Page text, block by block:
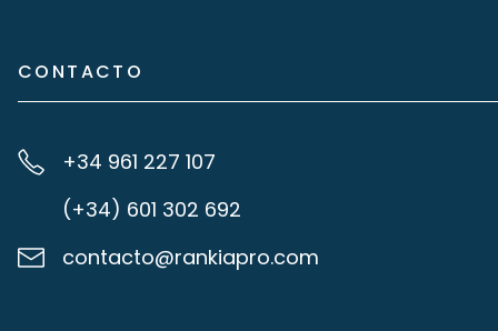
CONTACTO
+34 961 227 107
(+34) 601 302 692
contacto@rankiapro.com